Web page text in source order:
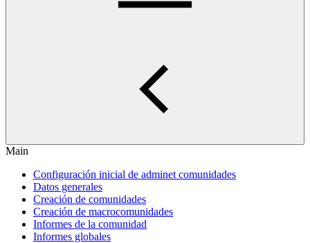
Main
Configuración inicial de adminet comunidades
Datos generales
Creación de comunidades
Creación de macrocomunidades
Informes de la comunidad
Informes globales